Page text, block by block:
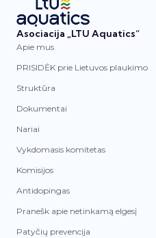
Asociacija „LTU Aquatics“
Apie mus
PRISIDĖK prie Lietuvos plaukimo
Struktūra
Dokumentai
Nariai
Vykdomasis komitetas
Komisijos
Antidopingas
Pranešk apie netinkamą elgesį
Patyčių prevencija